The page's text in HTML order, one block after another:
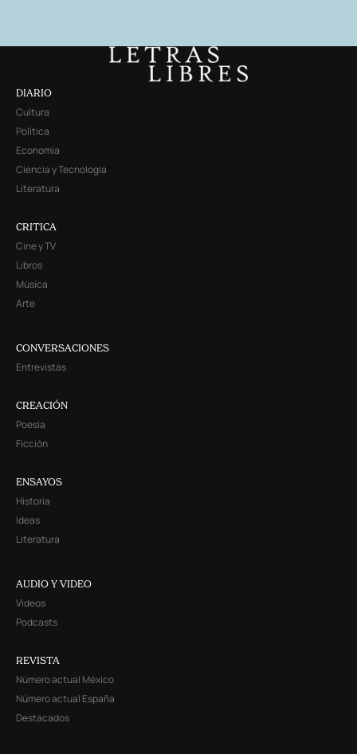
DIARIO
Cultura
Política
Economía
Ciencia y Tecnología
Literatura
CRITICA
Cine y TV
Libros
Música
Arte
CONVERSACIONES
Entrevistas
CREACIÓN
Poesía
Ficción
ENSAYOS
Historia
Ideas
Literatura
AUDIO Y VIDEO
Videos
Podcasts
REVISTA
Número actual México
Número actual España
Destacados